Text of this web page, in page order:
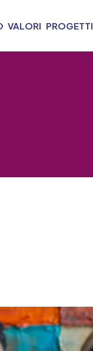
VALORI PROGETTI